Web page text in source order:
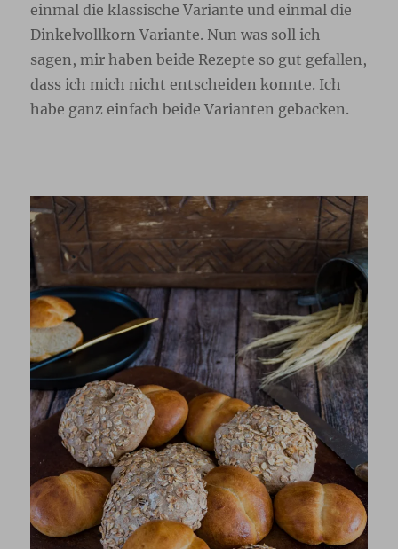
einmal die klassische Variante und einmal die
Dinkelvollkorn Variante. Nun was soll ich
sagen, mir haben beide Rezepte so gut gefallen,
dass ich mich nicht entscheiden konnte. Ich
habe ganz einfach beide Varianten gebacken.